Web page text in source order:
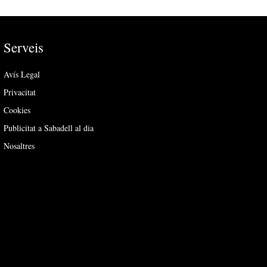
Serveis
Avís Legal
Privacitat
Cookies
Publicitat a Sabadell al dia
Nosaltres